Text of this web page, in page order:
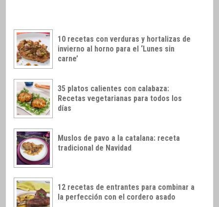
10 recetas con verduras y hortalizas de
invierno al horno para el ‘Lunes sin
carne’
35 platos calientes con calabaza:
Recetas vegetarianas para todos los
días
Muslos de pavo a la catalana: receta
tradicional de Navidad
12 recetas de entrantes para combinar a
la perfección con el cordero asado